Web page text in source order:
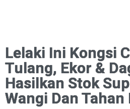
Lelaki Ini Kongsi
Tulang, Ekor &
Hasilkan Stok
Wangi Dan Tahan